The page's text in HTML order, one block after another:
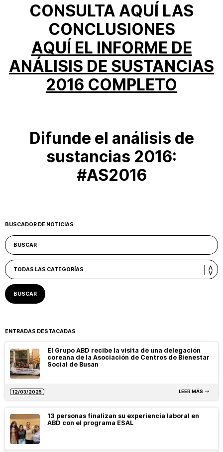
CONSULTA AQUÍ LAS
CONCLUSIONES
AQUÍ EL INFORME DE
ANÁLISIS DE SUSTANCIAS
2016 COMPLETO
Difunde el análisis de
sustancias 2016:
#AS2016
BUSCADOR DE NOTICIAS
ENTRADAS DESTACADAS
El Grupo ABD recibe la visita de una delegación
coreana de la Asociación de Centros de Bienestar
Social de Busan
12/03/2025 LEER MÁS
13 personas finalizan su experiencia laboral en
ABD con el programa ESAL